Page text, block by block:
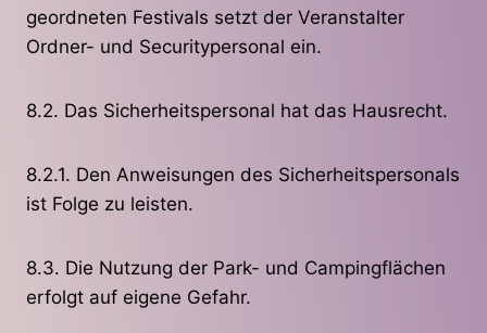
geordneten Festivals setzt der Veranstalter
Ordner- und Securitypersonal ein.
8.2. Das Sicherheitspersonal hat das Hausrecht.
8.2.1. Den Anweisungen des Sicherheitspersonals
ist Folge zu leisten.
8.3. Die Nutzung der Park- und Campingflächen
erfolgt auf eigene Gefahr.